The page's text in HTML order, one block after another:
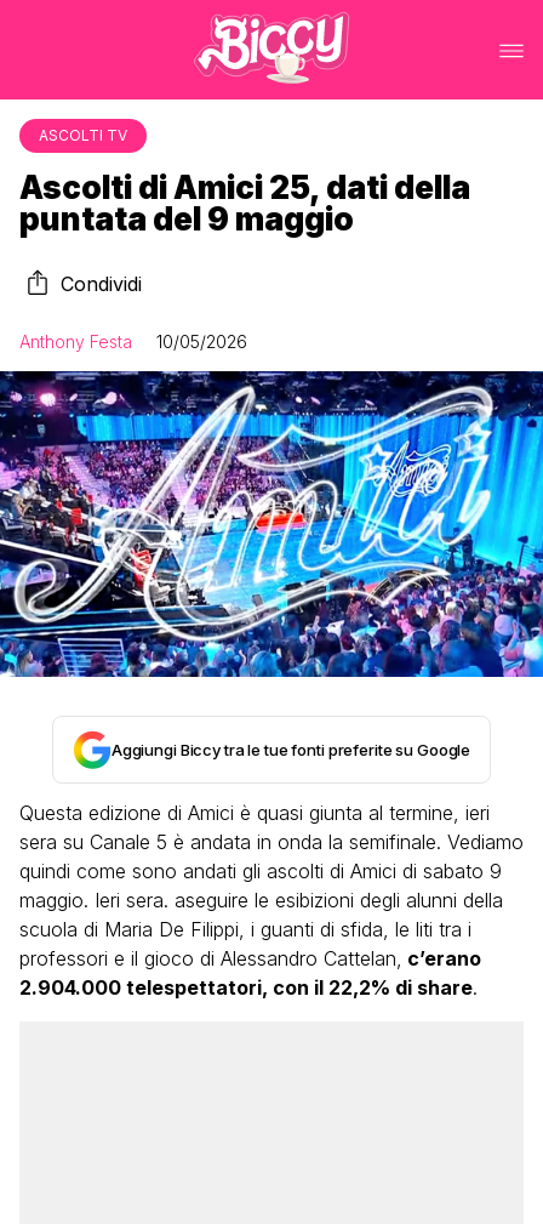
ASCOLTI TV
Ascolti di Amici 25, dati della
puntata del 9 maggio
Condividi
Anthony Festa 10/05/2026
Aggiungi Biccy tra le tue fonti preferite su Google
Questa edizione di Amici è quasi giunta al termine, ieri
sera su Canale 5 è andata in onda la semifinale. Vediamo
quindi come sono andati gli ascolti di Amici di sabato 9
maggio. Ieri sera. aseguire le esibizioni degli alunni della
scuola di Maria De Filippi, i guanti di sfida, le liti tra i
professori e il gioco di Alessandro Cattelan, c’erano
2.904.000 telespettatori, con il 22,2% di share.